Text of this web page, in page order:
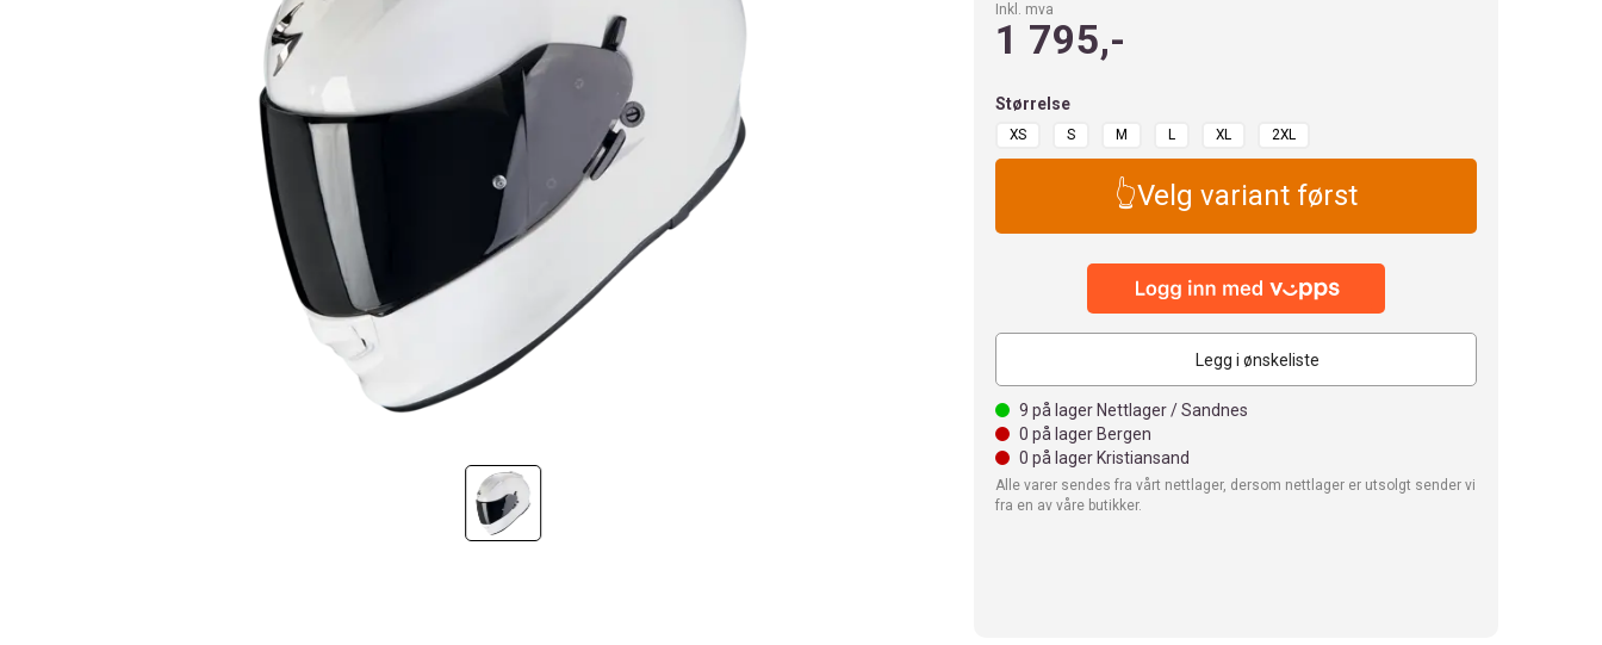
Inkl. mva
1 795,-
Størrelse
XS S M L XL 2XL
👆Velg variant først
Legg i ønskeliste
9 på lager Nettlager / Sandnes
0 på lager Bergen
0 på lager Kristiansand
Alle varer sendes fra vårt nettlager, dersom nettlager er utsolgt sender vi
fra en av våre butikker.